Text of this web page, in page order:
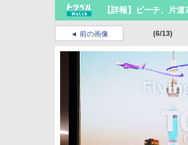
【詳報】ピーチ、片
前の画像 (6/13)